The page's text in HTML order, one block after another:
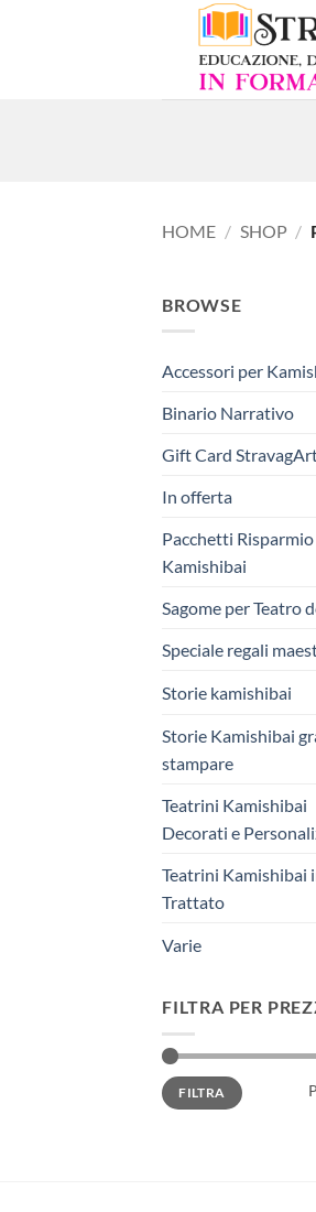
HOME / SHOP /
BROWSE
Accessori per
Binario Narrativo
Gift Card
In offerta
Pacchetti Risparmio
Kamishibai
Sagome per Teatro
Speciale regali
Storie kamishibai
Storie Kamishibai
stampare
Teatrini Kamishibai
Decorati e
Teatrini Kamishibai
Trattato
Varie
FILTRA PER
Prezzo
Min
Prezzo
MaxFILTRA